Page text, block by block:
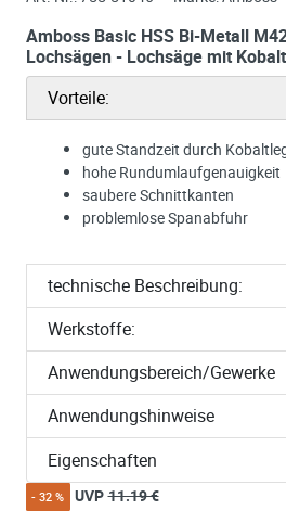
Amboss Basic HSS Bi-Metall
Lochsägen - Lochsäge mit
Vorteile:
gute Standzeit durch
hohe Rundumlaufgenauigkeit
saubere Schnittkanten
problemlose Spanabfuhr
technische Beschreibung:
Werkstoffe:
Anwendungsbereich/Gewerke
Anwendungshinweise
Eigenschaften
- 32 % UVP 11.19 €